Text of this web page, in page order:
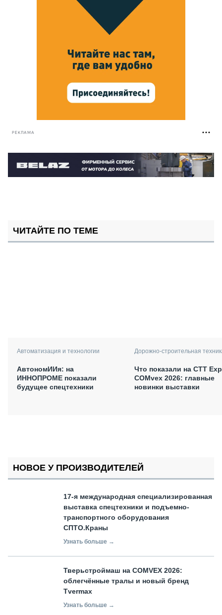
РЕКЛАМА
ЧИТАЙТЕ ПО ТЕМЕ
Автоматизация и технологии
АвтономИИя: на
ИННОПРОМЕ показали
будущее спецтехники
Дорожно-строительная
Что показали на CTT
COMvex 2026: главные
новинки выставки
НОВОЕ У ПРОИЗВОДИТЕЛЕЙ
17-я международная специализированная
выставка спецтехники и подъемно-
транспортного оборудования
СПТО.Краны
Узнать больше →
Тверьстроймаш на COMVEX 2026:
облегчённые тралы и новый бренд
Tvermax
Узнать больше →